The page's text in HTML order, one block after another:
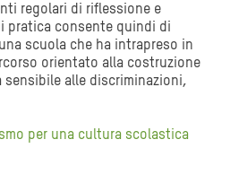
regolari di riflessione e
pratica consente quindi di
scuola che ha intrapreso in
orientato alla costruzione
alle discriminazioni,
per una cultura scolastica